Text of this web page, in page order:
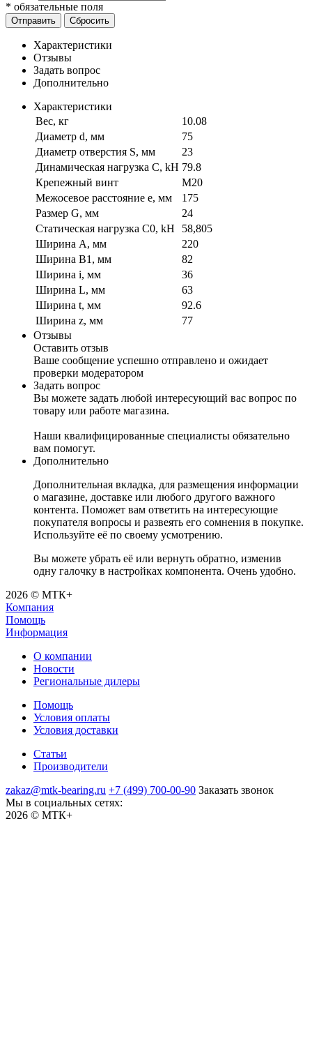
* обязательные поля
Отправить Сбросить
Характеристики
Отзывы
Задать вопрос
Дополнительно
Характеристики
Вес, кг
10.08
Диаметр d, мм
75
Диаметр отверстия S, мм
23
Динамическая нагрузка C, kН 79.8
Крепежный винт
М20
Межосевое расстояние e, мм
175
Размер G, мм
24
Статическая нагрузка C0, kH
58,805
Ширина A, мм
220
Ширина B1, мм
82
Ширина i, мм
36
Ширина L, мм
63
Ширина t, мм
92.6
Ширина z, мм
77
Отзывы
Оставить отзыв
Ваше сообщение успешно отправлено и ожидает
проверки модератором
Задать вопрос
Вы можете задать любой интересующий вас вопрос по
товару или работе магазина.
Наши квалифицированные специалисты обязательно
вам помогут.
Дополнительно
Дополнительная вкладка, для размещения информации
о магазине, доставке или любого другого важного
контента. Поможет вам ответить на интересующие
покупателя вопросы и развеять его сомнения в покупке.
Используйте её по своему усмотрению.
Вы можете убрать её или вернуть обратно, изменив
одну галочку в настройках компонента. Очень удобно.
2026 © МТК+
Компания
Помощь
Информация
О компании
Новости
Региональные дилеры
Помощь
Условия оплаты
Условия доставки
Статьи
Производители
zakaz@mtk-bearing.ru +7 (499) 700-00-90 Заказать звонок
Мы в социальных сетях:
2026 © МТК+